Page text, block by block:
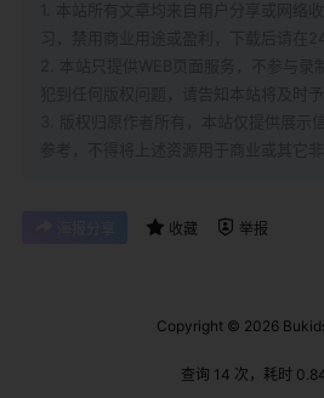
收藏 举报
Copyright © 2026
查询 14 次，耗时